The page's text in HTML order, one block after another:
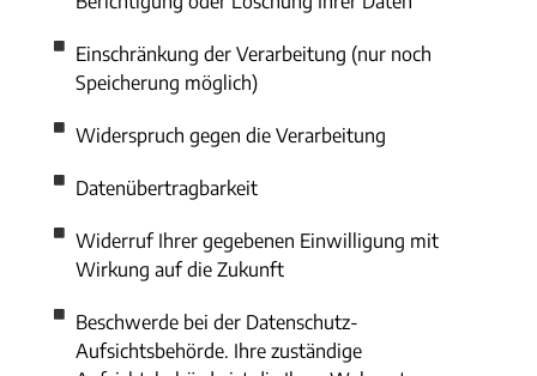
Einschränkung der Verarbeitung (nur noch
Speicherung möglich)
Widerspruch gegen die Verarbeitung
Datenübertragbarkeit
Widerruf Ihrer gegebenen Einwilligung mit
Wirkung auf die Zukunft
Beschwerde bei der Datenschutz-
Aufsichtsbehörde. Ihre zuständige